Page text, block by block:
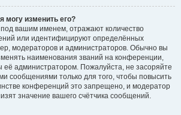
могу изменить его?
вашим именем, отражают количество
или идентифицируют определённых
модераторов и администраторов. Обычно вы
наименования званий на конференции,
её администратором. Пожалуйста, не засоряйте
сообщениями только для того, чтобы повысить
конференций это запрещено, и модератор
значение вашего счётчика сообщений.